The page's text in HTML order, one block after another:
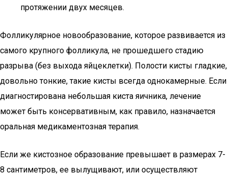
протяжении двух месяцев.
Фолликулярное новообразование, которое развивается из
самого крупного фолликула, не прошедшего стадию
разрыва (без выхода яйцеклетки). Полости кисты гладкие,
довольно тонкие, такие кисты всегда однокамерные. Если
диагностирована небольшая киста яичника, лечение
может быть консервативным, как правило, назначается
оральная медикаментозная терапия.
Если же кистозное образование превышает в размерах 7-
8 сантиметров, ее вылущивают, или осуществляют